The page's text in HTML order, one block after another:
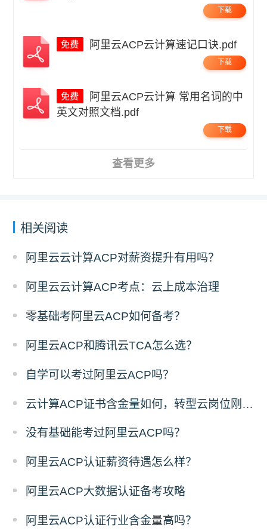
下载
阿里云ACP云计算速记口诀.pdf
下载
英文对照文档.pdf
下载
查看更多
相关阅读
阿里云云计算ACP对薪资提升有用吗？
阿里云云计算ACP考点：云上成本治理
零基础考阿里云ACP如何备考？
阿里云ACP和腾讯云TCA怎么选？
自学可以考过阿里云ACP吗？
云计算ACP证书含金量如何，转型云岗位刚需吗？
没有基础能考过阿里云ACP吗？
阿里云ACP认证薪资待遇怎么样？
阿里云ACP大数据认证备考攻略
阿里云ACP认证行业含金量高吗？